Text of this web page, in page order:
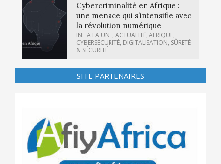
Cybercriminalité en Afrique :
une menace qui s’intensifie avec
la révolution numérique
IN: A LA UNE, ACTUALITÉ, AFRIQUE,
CYBERSÉCURITÉ, DIGITALISATION, SÛRETÉ
& SÉCURITÉ
SITE PARTENAIRES